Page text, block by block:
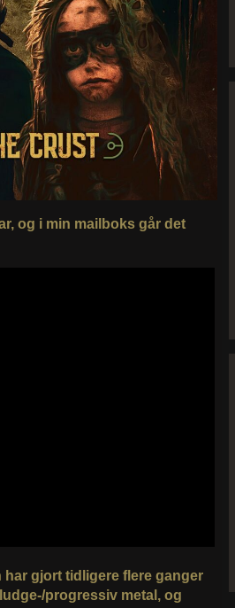
og i min mailboks går det
gjort tidligere flere ganger
progressiv metal, og